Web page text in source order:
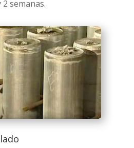
semanas.